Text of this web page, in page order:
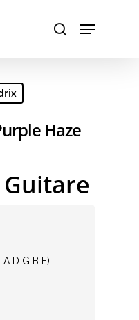
close
Haze
A D G B E)